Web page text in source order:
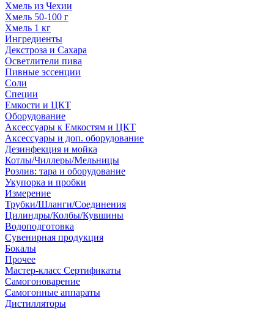
Хмель из Чехии
Хмель 50-100 г
Хмель 1 кг
Ингредиенты
Декстроза и Сахара
Осветлители пива
Пивные эссенции
Соли
Специи
Емкости и ЦКТ
Оборудование
Аксессуары к Емкостям и ЦКТ
Аксессуары и доп. оборудование
Дезинфекция и мойка
Котлы/Чиллеры/Мельницы
Розлив: тара и оборудование
Укупорка и пробки
Измерение
Трубки/Шланги/Соединения
Цилиндры/Колбы/Кувшины
Водоподготовка
Сувенирная продукция
Бокалы
Прочее
Мастер-класс Сертификаты
Самогоноварение
Самогонные аппараты
Дистилляторы